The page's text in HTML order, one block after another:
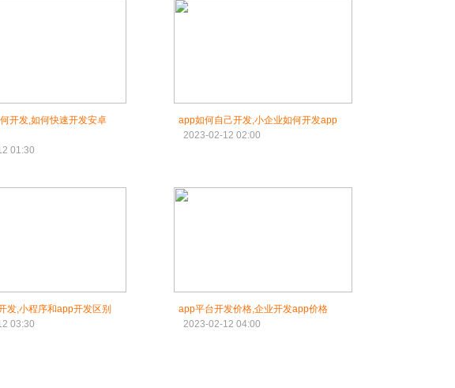
开发,如何快速开发安卓
01:30
app如何自己开发,小企业如何开发app
2023-02-12 02:00
发,小程序和app开发区别
03:30
app平台开发价格,企业开发app价格
2023-02-12 04:00